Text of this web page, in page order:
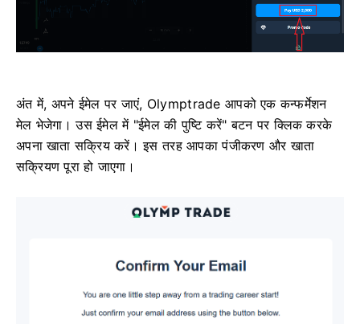
अंत में, अपने ईमेल पर जाएं, Olymptrade आपको एक कन्फर्मेशन
मेल भेजेगा। उस ईमेल में "ईमेल की पुष्टि करें" बटन पर क्लिक करके
अपना खाता सक्रिय करें। इस तरह आपका पंजीकरण और खाता
सक्रियण पूरा हो जाएगा।